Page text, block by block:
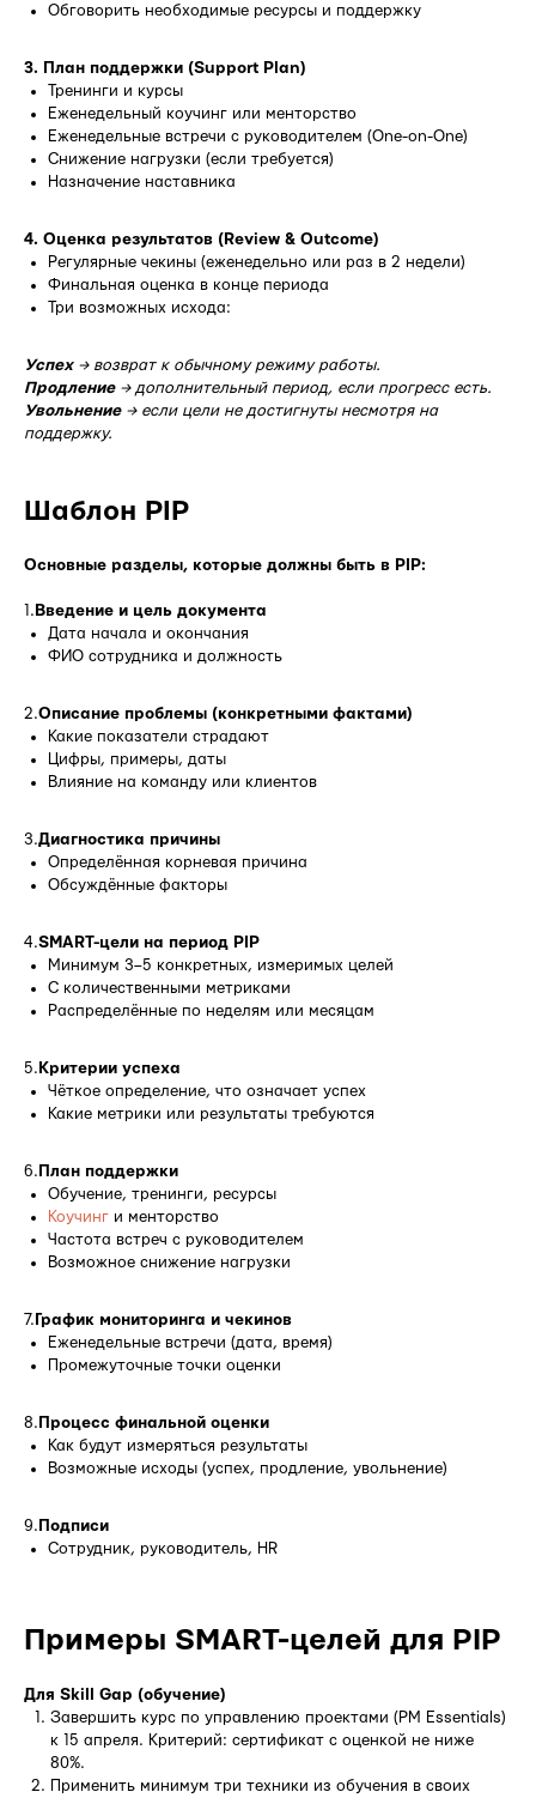
Обговорить необходимые ресурсы и поддержку
3. План поддержки (Support Plan)
Тренинги и курсы
Еженедельный коучинг или менторство
Еженедельные встречи с руководителем (One-on-One)
Снижение нагрузки (если требуется)
Назначение наставника
4. Оценка результатов (Review & Outcome)
Регулярные чекины (еженедельно или раз в 2 недели)
Финальная оценка в конце периода
Три возможных исхода:
Успех→ возврат к обычному режиму работы.
Продление→ дополнительный период, если прогресс есть.
Увольнение→ если цели не достигнуты несмотря на
поддержку.
Шаблон PIP
Основные разделы, которые должны быть в PIP:
1. Введение и цель документа
Дата начала и окончания
ФИО сотрудника и должность
2.Описание проблемы (конкретными фактами)
Какие показатели страдают
Цифры, примеры, даты
Влияние на команду или клиентов
3.Диагностика причины
Определённая корневая причина
Обсуждённые факторы
4.SMART-цели на период PIP
Минимум 3–5 конкретных, измеримых целей
С количественными метриками
Распределённые по неделям или месяцам
5. Критерии успеха
Чёткое определение, что означает успех
Какие метрики или результаты требуются
6. План поддержки
Обучение, тренинги, ресурсы
Коучинг и менторство
Частота встреч с руководителем
Возможное снижение нагрузки
7. График мониторинга и чекинов
Еженедельные встречи (дата, время)
Промежуточные точки оценки
8. Процесс финальной оценки
Как будут измеряться результаты
Возможные исходы (успех, продление, увольнение)
9. Подписи
Сотрудник, руководитель, HR
Примеры SMART-целей для PIP
Для Skill Gap (обучение)
Завершить курс по управлению проектами (PM Essentials)
к 15 апреля. Критерий: сертификат с оценкой не ниже
80%.
Применить минимум три техники из обучения в своих